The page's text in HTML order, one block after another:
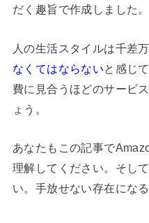
だく趣旨で作成しました。
人の生活スタイルは千差
なくてはならないと感じ
費に見合うほどのサービ
ょう。
あなたもこの記事で
理解してください。そし
い。手放せない存在にな